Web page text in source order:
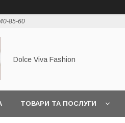
85-60
Dolce Viva Fashion
ТОВАРИ ТА ПОСЛУГИ